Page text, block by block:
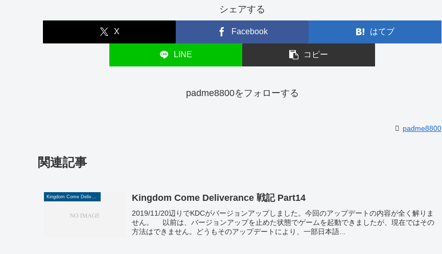
シェアする
X Facebook はてブ
LINE コピー
padme8800をフォローする
padme8800
関連記事
Kingdom Come Deliverance Kingdom Come Deliverance 戦記 Part14
2019/11/20辺りでKDCがバージョンアップしました。今回のアップデートの内容が全く解りま
せん。 以前は、バージョンアップを止めた状態でゲームを起動できましたが、現在ではその
方法はできません。どうもそのアップデートにより、一部日本語...